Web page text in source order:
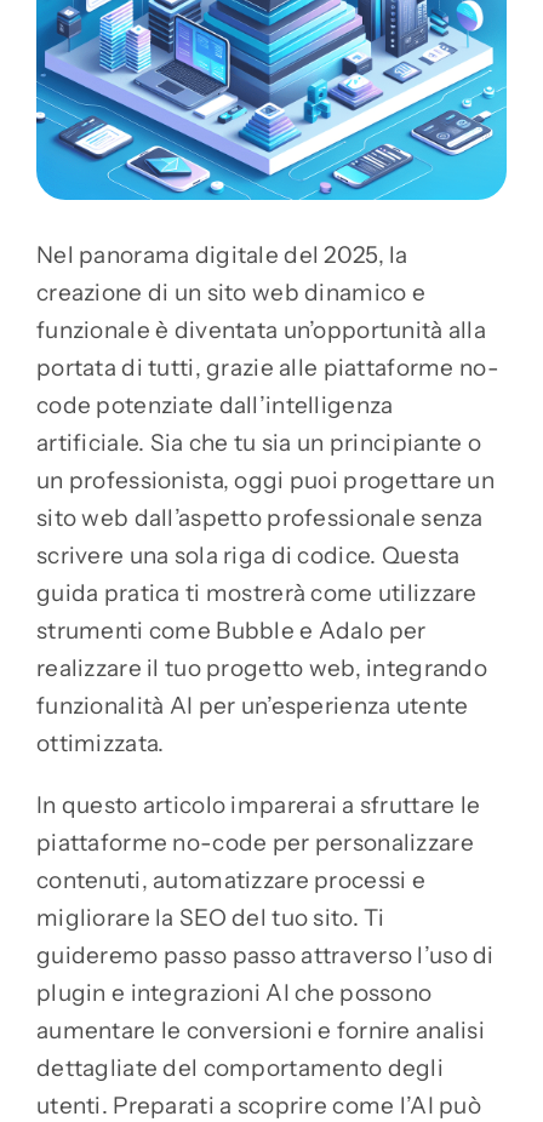
Nel panorama digitale del 2025, la
creazione di un sito web dinamico e
funzionale è diventata un’opportunità alla
portata di tutti, grazie alle piattaforme no-
code potenziate dall’intelligenza
artificiale. Sia che tu sia un principiante o
un professionista, oggi puoi progettare un
sito web dall’aspetto professionale senza
scrivere una sola riga di codice. Questa
guida pratica ti mostrerà come utilizzare
strumenti come Bubble e Adalo per
realizzare il tuo progetto web, integrando
funzionalità AI per un’esperienza utente
ottimizzata.
In questo articolo imparerai a sfruttare le
piattaforme no-code per personalizzare
contenuti, automatizzare processi e
migliorare la SEO del tuo sito. Ti
guideremo passo passo attraverso l’uso di
plugin e integrazioni AI che possono
aumentare le conversioni e fornire analisi
dettagliate del comportamento degli
utenti. Preparati a scoprire come l’AI può